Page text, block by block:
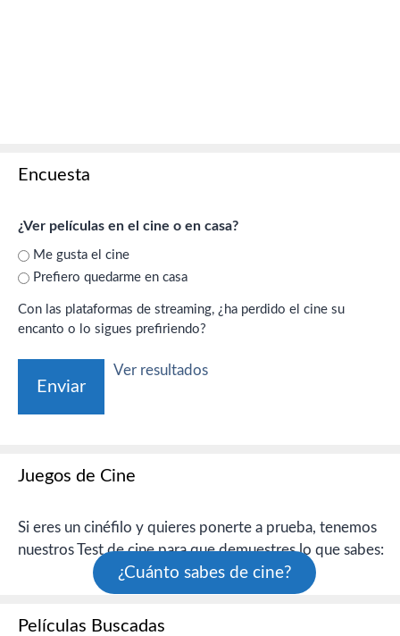
Encuesta
¿Ver películas en el cine o en casa?
Me gusta el cine
Prefiero quedarme en casa
Con las plataformas de streaming, ¿ha perdido el cine su
encanto o lo sigues prefiriendo?
Ver resultados
Juegos de Cine
Si eres un cinéfilo y quieres ponerte a prueba, tenemos
nuestros Test de cine para que demuestres lo que sabes:
¿Cuánto sabes de cine?
Películas Buscadas